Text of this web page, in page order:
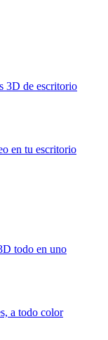
3D de escritorio
en tu escritorio
todo en uno
a todo color